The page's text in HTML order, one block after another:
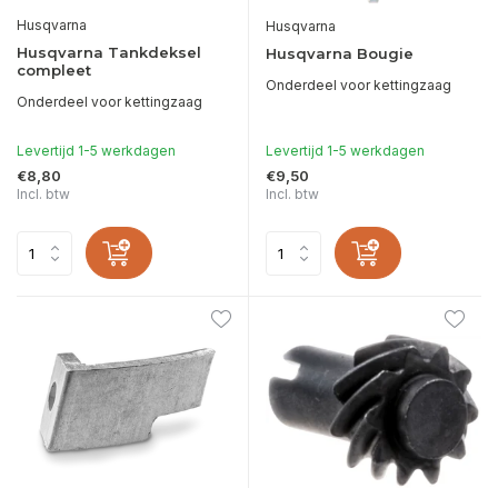
Husqvarna
Husqvarna Tankdeksel
compleet
Onderdeel voor kettingzaag
Levertijd 1-5 werkdagen
€8,80
Incl. btw
Husqvarna
Husqvarna Bougie
Onderdeel voor kettingzaag
Levertijd 1-5 werkdagen
€9,50
Incl. btw